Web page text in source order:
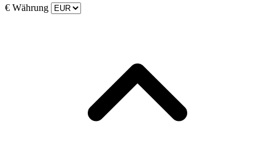
€ Währung